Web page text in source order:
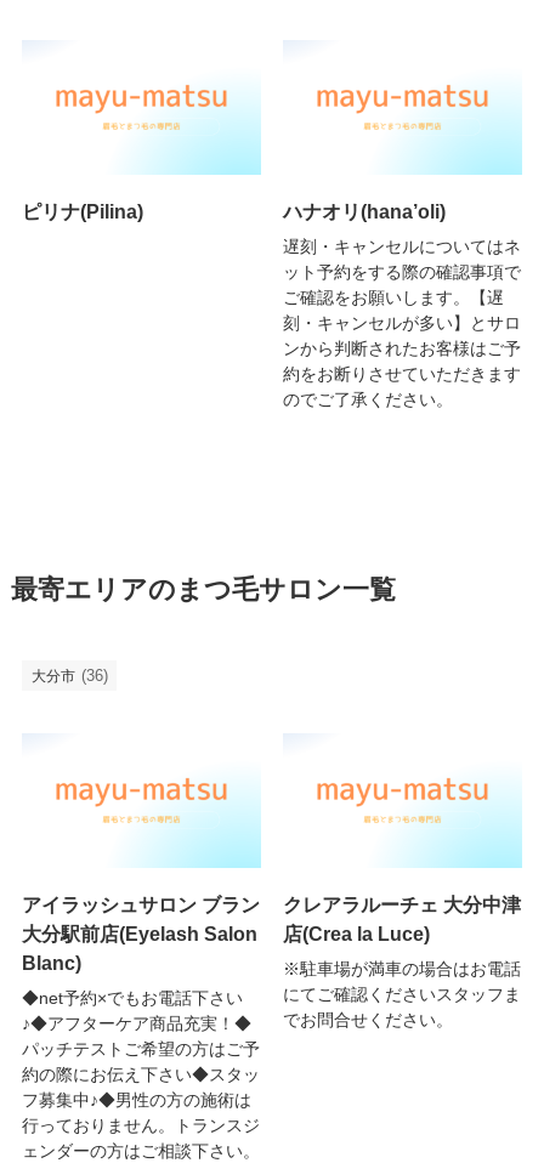
ピリナ(Pilina) ハナオリ(hana’oli)
遅刻・キャンセルについてはネ
ット予約をする際の確認事項で
ご確認をお願いします。【遅
刻・キャンセルが多い】とサロ
ンから判断されたお客様はご予
約をお断りさせていただきます
のでご了承ください。
最寄エリアのまつ毛サロン一覧
大分市 (36)
アイラッシュサロン ブラン
大分駅前店(Eyelash Salon
Blanc)
◆net予約×でもお電話下さい
♪◆アフターケア商品充実！◆
パッチテストご希望の方はご予
約の際にお伝え下さい◆スタッ
フ募集中♪◆男性の方の施術は
行っておりません。トランスジ
ェンダーの方はご相談下さい。
クレアラルーチェ 大分中津
店(Crea la Luce)
※駐車場が満車の場合はお電話
にてご確認くださいスタッフま
でお問合せください。